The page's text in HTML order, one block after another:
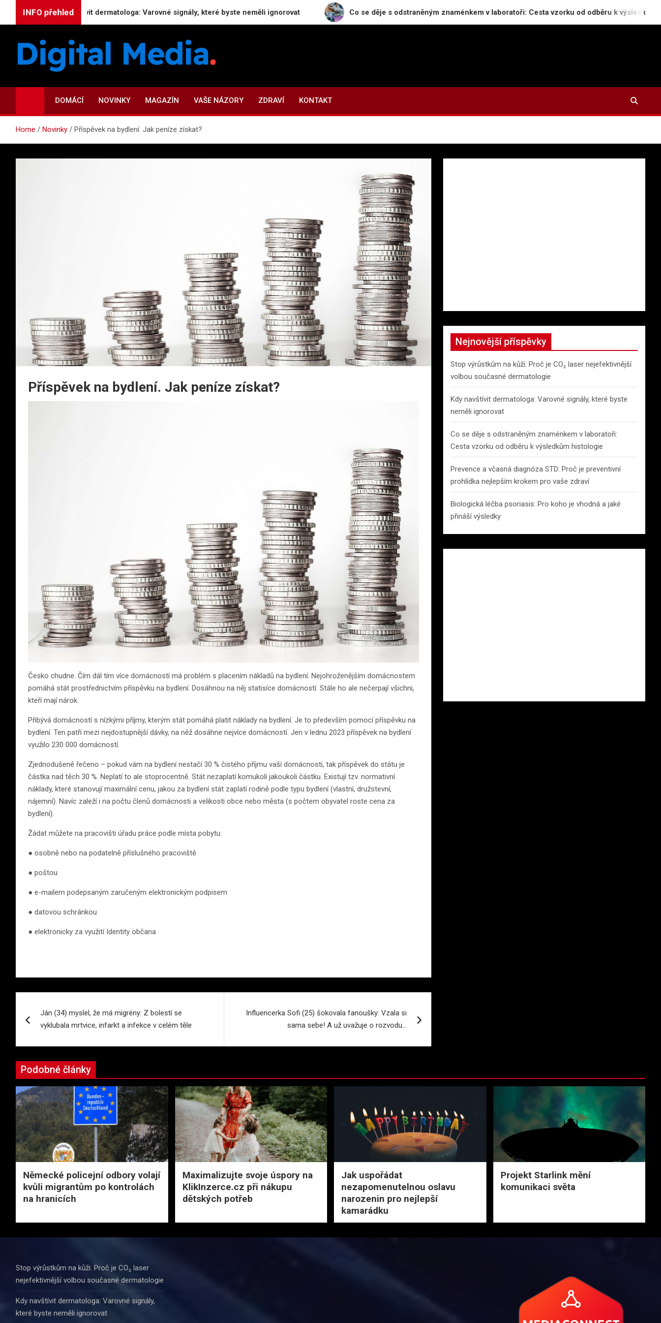
INFO přehled
Kdy navštívit dermatologa: Varovné signály, které byste neměli ignorovat Co se děje s odstraněným znaménkem v laboratoři: Cesta vzorku od odběru k výsledkům histologie
Digital-Media.cz
DOMÁCÍ NOVINKY MAGAZÍN VAŠE NÁZORY ZDRAVÍ KONTAKT
Home Novinky Příspěvek na bydlení. Jak peníze získat?
Příspěvek na bydlení. Jak peníze získat?
Česko chudne. Čím dál tím více domácností má problém s placením nákladů na bydlení. Nejohroženějším domácnostem
pomáhá stát prostřednictvím příspěvku na bydlení. Dosáhnou na něj statisíce domácností. Stále ho ale nečerpají všichni,
kteří mají nárok.
Přibývá domácností s nízkými příjmy, kterým stát pomáhá platit náklady na bydlení. Je to především pomocí příspěvku na
bydlení. Ten patří mezi nejdostupnější dávky, na něž dosáhne nejvíce domácností. Jen v lednu 2023 příspěvek na bydlení
využilo 230 000 domácností.
Zjednodušeně řečeno – pokud vám na bydlení nestačí 30 % čistého příjmu vaší domácnosti, tak příspěvek do státu je
částka nad těch 30 %. Neplatí to ale stoprocentně. Stát nezaplatí komukoli jakoukoli částku. Existují tzv. normativní
náklady, které stanovují maximální cenu, jakou za bydlení stát zaplatí rodině podle typu bydlení (vlastní, družstevní,
nájemní). Navíc zaleží i na počtu členů domácnosti a velikosti obce nebo města (s počtem obyvatel roste cena za
bydlení).
Žádat můžete na pracovišti úřadu práce podle místa pobytu:
● osobně nebo na podatelně příslušného pracoviště
● poštou
● e-mailem podepsaným zaručeným elektronickým podpisem
● datovou schránkou
● elektronicky za využití Identity občana
pro
příspěvek
Ján (34) myslel, že má migrény: Z bolestí se
vyklubala mrtvice, infarkt a infekce v celém těle
Influencerka Sofi (25) šokovala fanoušky: Vzala si
sama sebe! A už uvažuje o rozvodu…
Nejnovější příspěvky
Stop výrůstkům na kůži: Proč je CO₂ laser nejefektivnější
volbou současné dermatologie
Kdy navštívit dermatologa: Varovné signály, které byste
neměli ignorovat
Co se děje s odstraněným znaménkem v laboratoři:
Cesta vzorku od odběru k výsledkům histologie
Prevence a včasná diagnóza STD: Proč je preventivní
prohlídka nejlepším krokem pro vaše zdraví
Biologická léčba psoriasis: Pro koho je vhodná a jaké
přináší výsledky
Podobné články
Německé policejní odbory volají
kvůli migrantům po kontrolách
na hranicích
Maximalizujte svoje úspory na
KlikInzerce.cz při nákupu
dětských potřeb
Jak uspořádat
nezapomenutelnou oslavu
narozenin pro nejlepší
kamarádku
Projekt Starlink mění
komunikaci světa
Stop výrůstkům na kůži: Proč je CO₂ laser
nejefektivnější volbou současné dermatologie
Kdy navštívit dermatologa: Varovné signály,
které byste neměli ignorovat